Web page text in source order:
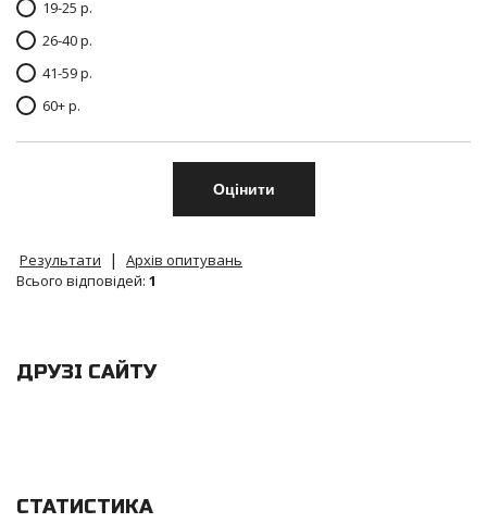
19-25 р.
26-40 р.
41-59 р.
60+ р.
Результати |
Архів опитувань
Всього відповідей: 1
ДРУЗІ САЙТУ
СТАТИСТИКА